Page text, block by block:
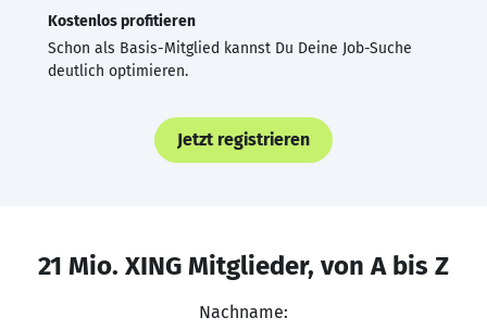
Kostenlos profitieren
Schon als Basis-Mitglied kannst Du Deine Job-Suche
deutlich optimieren.
Jetzt registrieren
21 Mio. XING Mitglieder, von A bis Z
Nachname: